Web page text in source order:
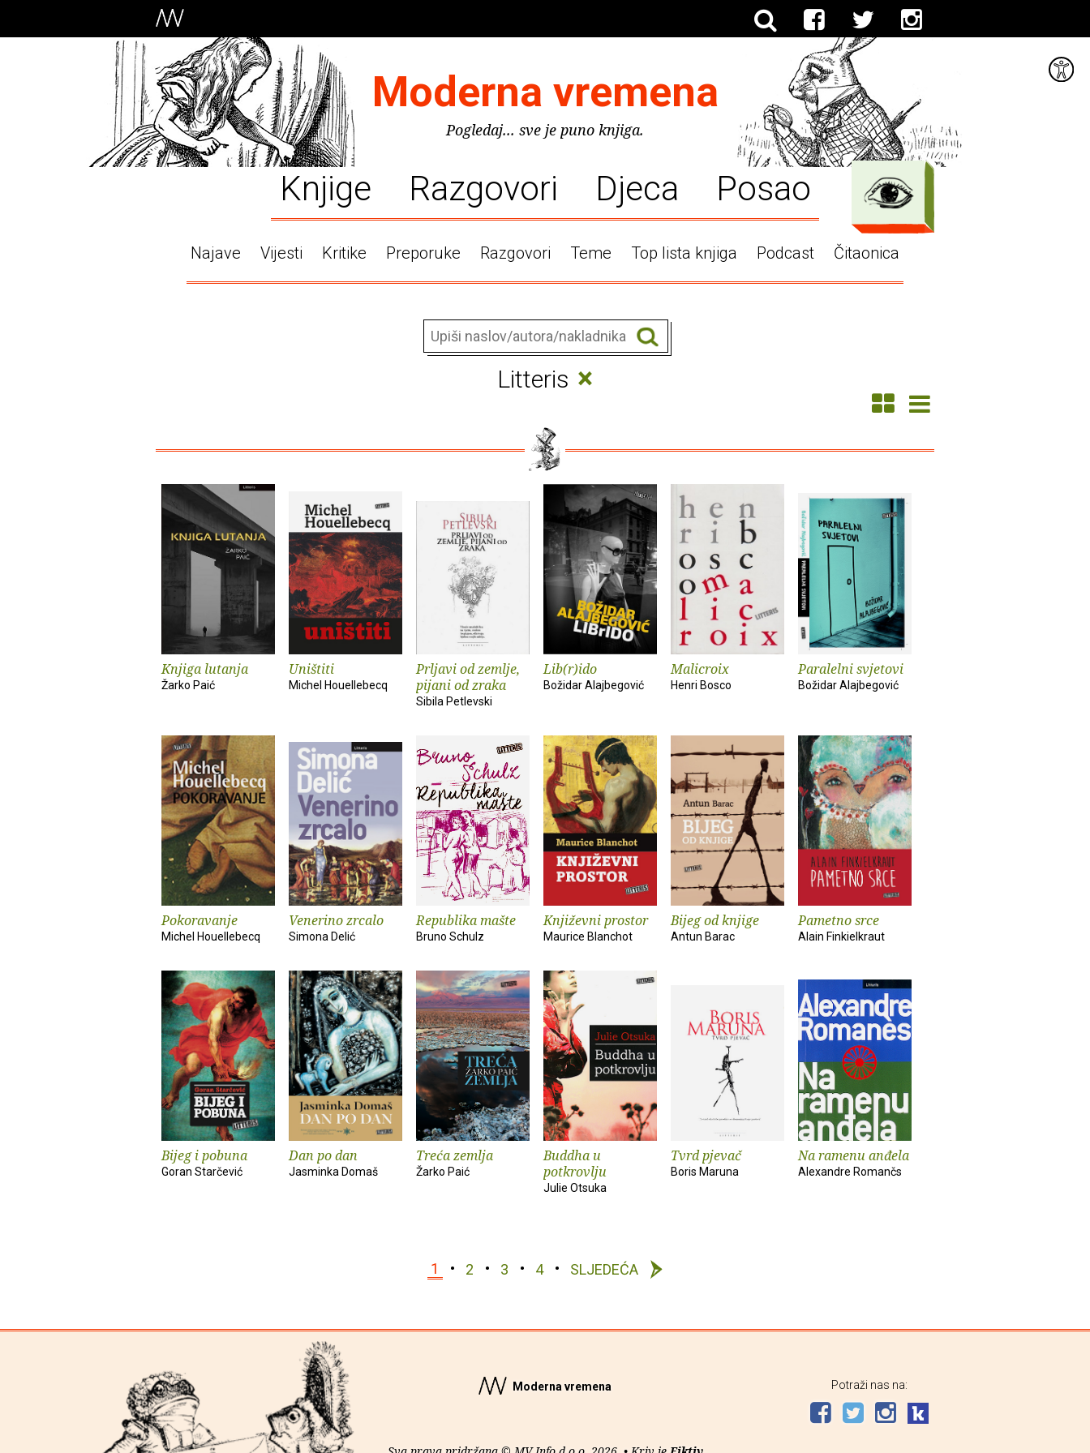
Moderna vremena
Pogledaj... sve je puno knjiga.
Knjige Razgovori Djeca Posao
Najave Vijesti Kritike Preporuke Razgovori Teme Top lista knjiga Podcast Čitaonica
Litteris ×
Knjiga lutanja
Žarko Paić
Uništiti
Michel Houellebecq
Prljavi od zemlje,
pijani od zraka
Sibila Petlevski
Lib(r)ido
Božidar Alajbegović
Malicroix
Henri Bosco
Paralelni svjetovi
Božidar Alajbegović
Pokoravanje
Michel Houellebecq
Venerino zrcalo
Simona Delić
Republika mašte
Bruno Schulz
Književni prostor
Maurice Blanchot
Bijeg od knjige
Antun Barac
Pametno srce
Alain Finkielkraut
Bijeg i pobuna
Goran Starčević
Dan po dan
Jasminka Domaš
Treća zemlja
Žarko Paić
Buddha u
potkrovlju
Julie Otsuka
Tvrd pjevač
Boris Maruna
Na ramenu anđela
Alexandre Romančs
1 2 3 4 SLJEDEĆA
Moderna vremena Potraži nas na: